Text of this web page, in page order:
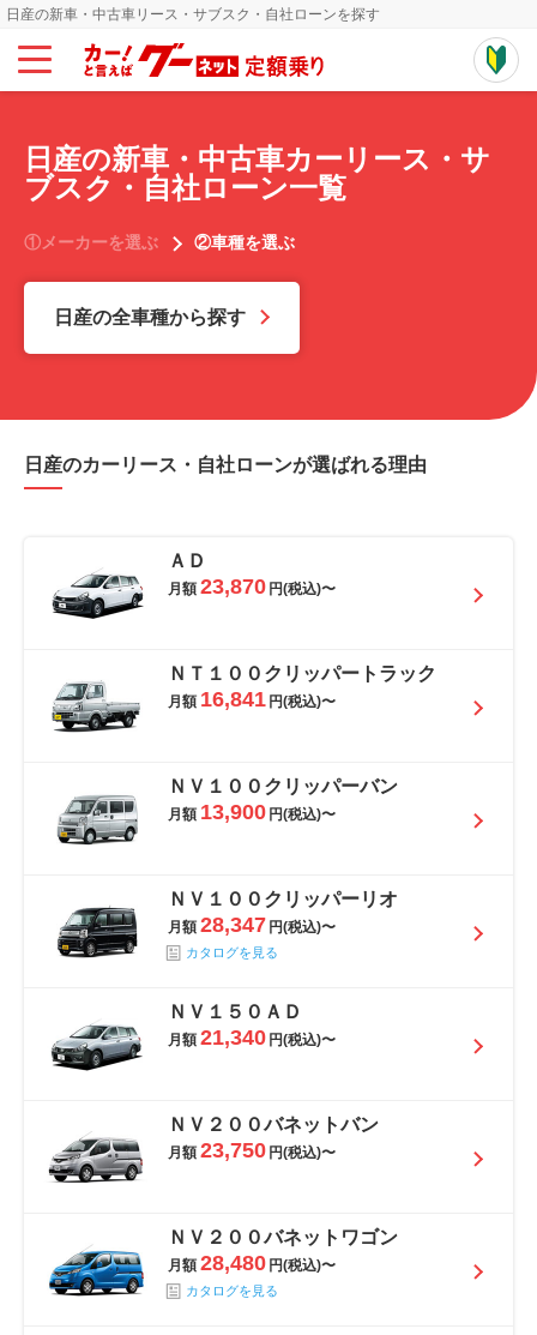
日産の新車・中古車リース・サブスク・自社ローンを探す
日産の新車・中古車カーリース・サ
ブスク・自社ローン一覧
①メーカーを選ぶ ②車種を選ぶ
日産の全車種から探す
日産のカーリース・自社ローンが選ばれる理由
ＡＤ
月額 23,870 円(税込)〜
ＮＴ１００クリッパートラック
月額 16,841 円(税込)〜
ＮＶ１００クリッパーバン
月額 13,900 円(税込)〜
ＮＶ１００クリッパーリオ
月額 28,347 円(税込)〜
カタログを見る
ＮＶ１５０ＡＤ
月額 21,340 円(税込)〜
ＮＶ２００バネットバン
月額 23,750 円(税込)〜
ＮＶ２００バネットワゴン
月額 28,480 円(税込)〜
カタログを見る